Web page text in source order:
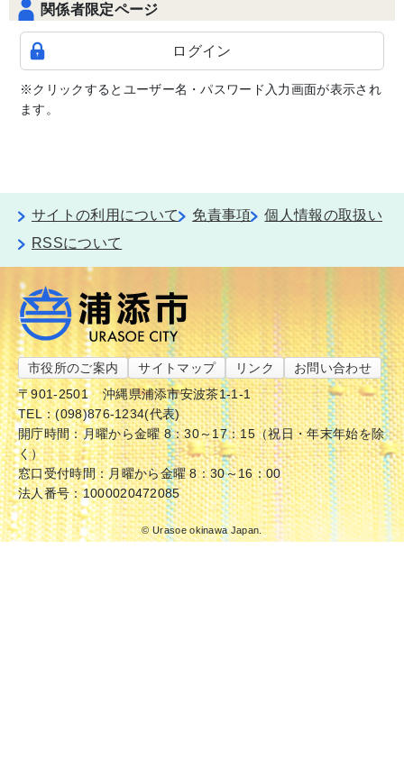
関係者限定ページ
ログイン
※クリックするとユーザー名・パスワード入力画面が表示され
ます。
サイトの利用について 免責事項
個人情報の取扱い
RSSについて
市役所のご案内 サイトマップ リンク
お問い合わせ
〒901-2501
沖縄県浦添市安波茶1-1-1
TEL：(098)876-1234(代表)
開庁時間：月曜から金曜 8：30～17：15（祝日・年末年始を除
く）
窓口受付時間：月曜から金曜 8：30～16：00
法人番号：1000020472085
© Urasoe okinawa Japan.